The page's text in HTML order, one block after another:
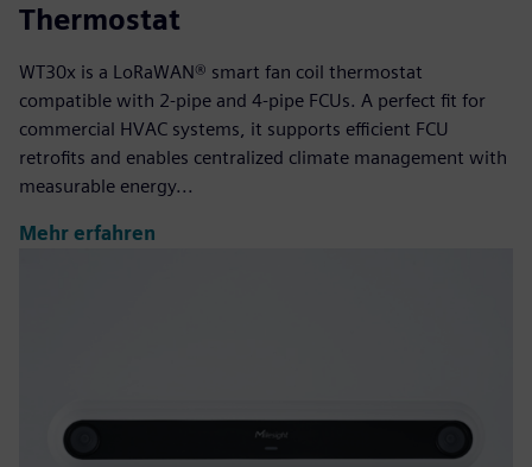
Thermostat
WT30x is a LoRaWAN® smart fan coil thermostat
compatible with 2-pipe and 4-pipe FCUs. A perfect fit for
commercial HVAC systems, it supports efficient FCU
retrofits and enables centralized climate management with
measurable energy...
Mehr erfahren